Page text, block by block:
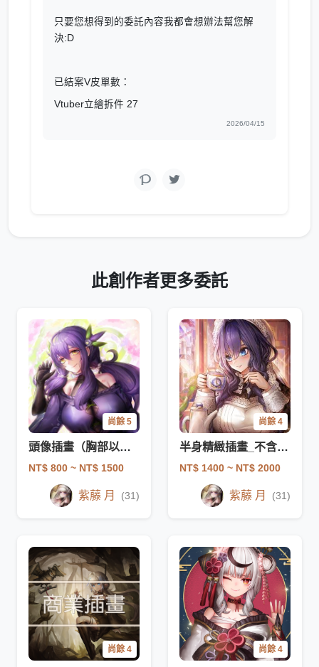
只要您想得到的委託內容我都會想辦法幫您解
決:D
已結案V皮單數：
Vtuber立繪拆件 27
2026/04/15
此創作者更多委託
尚餘 5
頭像插畫（胸部以上）
NT$ 800 ~ NT$ 1500
紫藤 月 (31)
尚餘 4
半身精緻插畫_不含背景1,500元整
NT$ 1400 ~ NT$ 2000
紫藤 月 (31)
尚餘 4 尚餘 4